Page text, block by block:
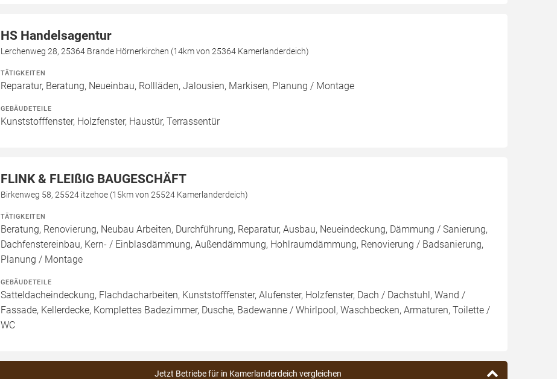
HS Handelsagentur
Lerchenweg 28, 25364 Brande Hörnerkirchen (14km von 25364 Kamerlanderdeich)
TÄTIGKEITEN
Reparatur, Beratung, Neueinbau, Rollläden, Jalousien, Markisen, Planung / Montage
GEBÄUDETEILE
Kunststofffenster, Holzfenster, Haustür, Terrassentür
FLINK & FLEIßIG BAUGESCHÄFT
Birkenweg 58, 25524 itzehoe (15km von 25524 Kamerlanderdeich)
TÄTIGKEITEN
Beratung, Renovierung, Neubau Arbeiten, Durchführung, Reparatur, Ausbau, Neueindeckung, Dämmung / Sanierung,
Dachfenstereinbau, Kern- / Einblasdämmung, Außendämmung, Hohlraumdämmung, Renovierung / Badsanierung,
Planung / Montage
GEBÄUDETEILE
Satteldacheindeckung, Flachdacharbeiten, Kunststofffenster, Alufenster, Holzfenster, Dach / Dachstuhl, Wand /
Fassade, Kellerdecke, Komplettes Badezimmer, Dusche, Badewanne / Whirlpool, Waschbecken, Armaturen, Toilette /
WC
Jetzt Betriebe für in Kamerlanderdeich vergleichen